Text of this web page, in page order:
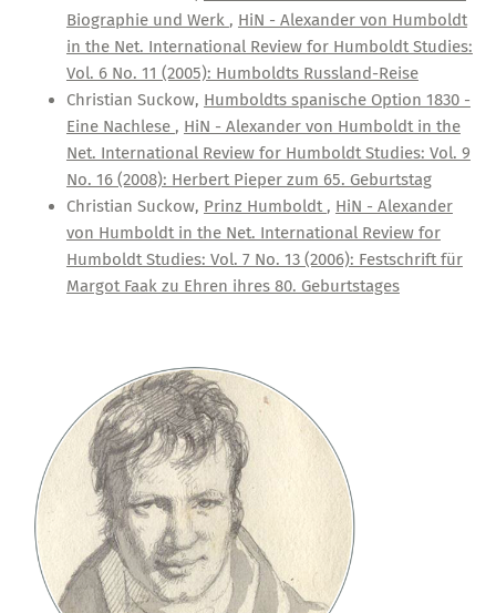
Biographie und Werk , HiN - Alexander von Humboldt
in the Net. International Review for Humboldt Studies:
Vol. 6 No. 11 (2005): Humboldts Russland-Reise
Christian Suckow, Humboldts spanische Option 1830 -
Eine Nachlese , HiN - Alexander von Humboldt in the
Net. International Review for Humboldt Studies: Vol. 9
No. 16 (2008): Herbert Pieper zum 65. Geburtstag
Christian Suckow, Prinz Humboldt , HiN - Alexander
von Humboldt in the Net. International Review for
Humboldt Studies: Vol. 7 No. 13 (2006): Festschrift für
Margot Faak zu Ehren ihres 80. Geburtstages